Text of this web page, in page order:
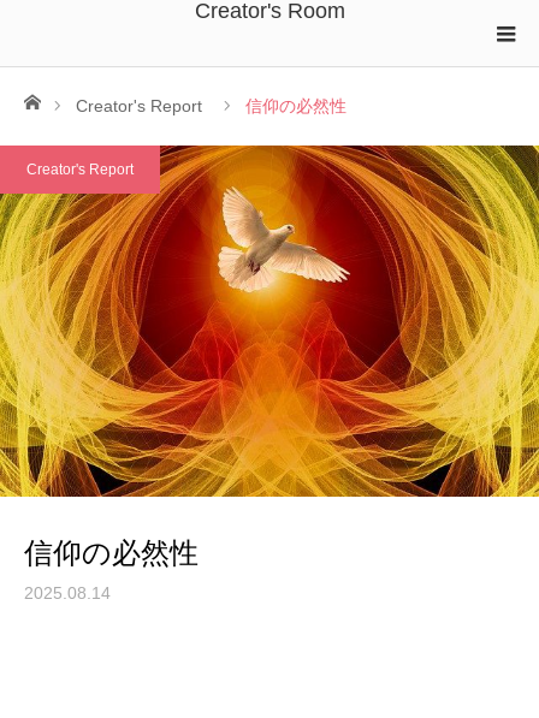
Creator's Room
ホームCreator's Report 信仰の必然性
Creator's Report
信仰の必然性
2025.08.14